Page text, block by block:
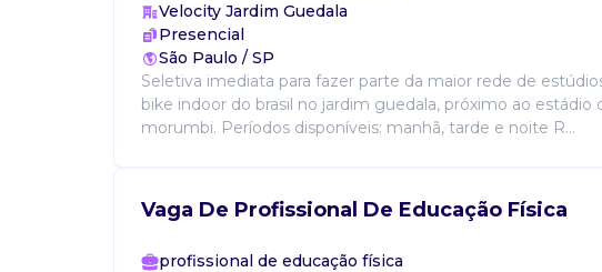
Velocity Jardim Guedala
Presencial
São Paulo / SP
Seletiva imediata para fazer parte da maior rede de
bike indoor do brasil no jardim guedala, próximo ao estádio
morumbi. Períodos disponíveis: manhã, tarde e noite R...
Vaga De Profissional De Educação Física
profissional de educação física